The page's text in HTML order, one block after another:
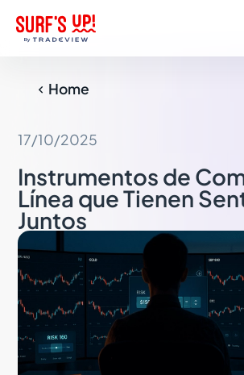
 Home
17/10/2025
Instrumentos de
Línea que Tienen
Juntos